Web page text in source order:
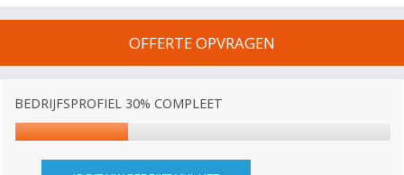
OFFERTE OPVRAGEN
BEDRIJFSPROFIEL 30% COMPLEET